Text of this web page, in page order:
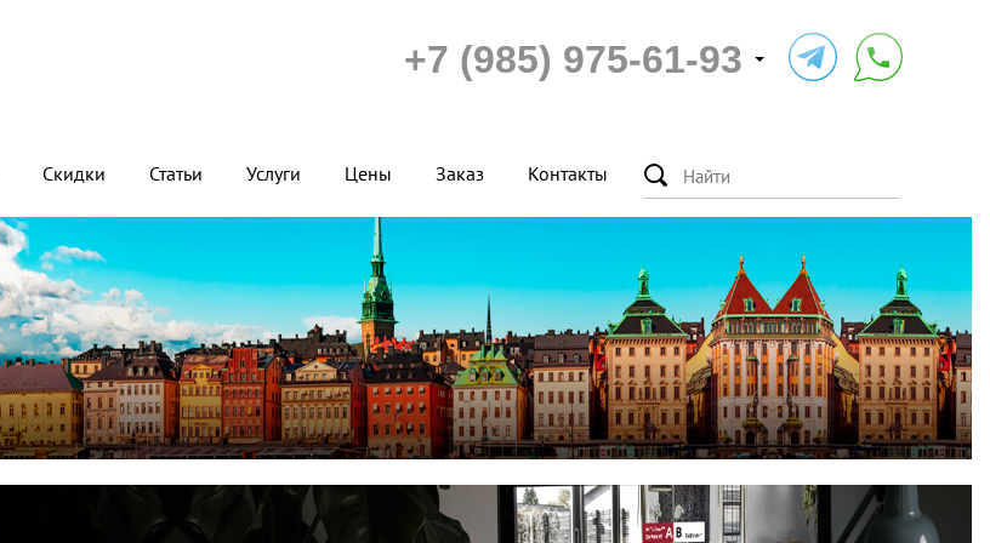
+7 (985) 975-61-93
Скидки Статьи Услуги Цены Заказ Контакты